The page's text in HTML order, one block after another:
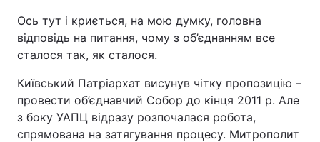
Ось тут і криється, на мою думку, головна
відповідь на питання, чому з об’єднанням все
сталося так, як сталося.
Київський Патріархат висунув чітку пропозицію –
провести об’єднавчий Собор до кінця 2011 р. Але
з боку УАПЦ відразу розпочалася робота,
спрямована на затягування процесу. Митрополит